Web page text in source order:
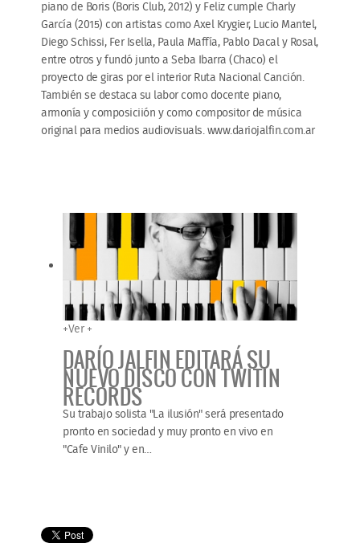
piano de Boris (Boris Club, 2012) y Feliz cumple Charly
García (2015) con artistas como Axel Krygier, Lucio Mantel,
Diego Schissi, Fer Isella, Paula Maffía, Pablo Dacal y Rosal,
entre otros y fundó junto a Seba Ibarra (Chaco) el
proyecto de giras por el interior Ruta Nacional Canción.
También se destaca su labor como docente piano,
armonía y composiciión y como compositor de música
original para medios audiovisuals. www.dariojalfin.com.ar
+Ver +
DARÍO JALFIN EDITARÁ SU
NUEVO DISCO CON TWITIN
RECORDS
Su trabajo solista "La ilusión" será presentado
pronto en sociedad y muy pronto en vivo en
"Cafe Vinilo" y en…